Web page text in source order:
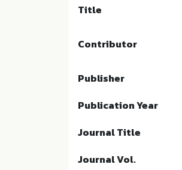
Title
Contributor
Publisher
Publication Year
Journal Title
Journal Vol.